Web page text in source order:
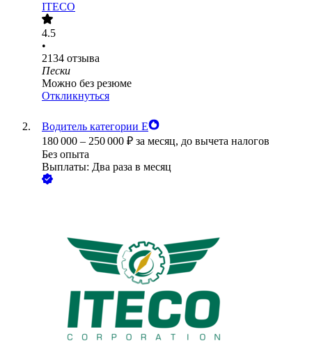
ITECO
4.5
•
2134 отзыва
Пески
Можно без резюме
Откликнуться
Водитель категории Е
180 000 – 250 000 ₽ за месяц, до вычета налогов
Без опыта
Выплаты: Два раза в месяц